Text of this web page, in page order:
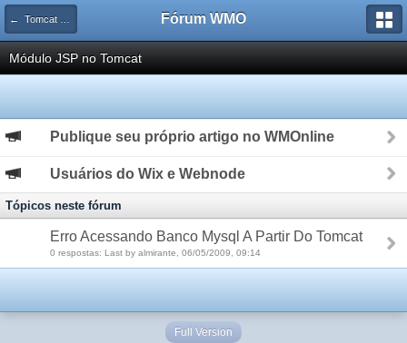
← Tomcat & Outros Servidores Fórum WMO
Módulo JSP no Tomcat
Publique seu próprio artigo no WMOnline
Usuários do Wix e Webnode
Tópicos neste fórum
Erro Acessando Banco Mysql A Partir Do Tomcat
0 respostas: Last by almirante, 06/05/2009, 09:14
Full Version